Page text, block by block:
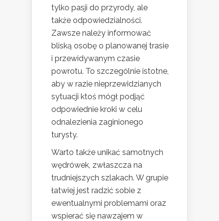
tylko pasji do przyrody, ale
także odpowiedzialności.
Zawsze należy informować
bliską osobę o planowanej trasie
i przewidywanym czasie
powrotu. To szczególnie istotne,
aby w razie nieprzewidzianych
sytuacji ktoś mógł podjąć
odpowiednie kroki w celu
odnalezienia zaginionego
turysty.
Warto także unikać samotnych
wędrówek, zwłaszcza na
trudniejszych szlakach. W grupie
łatwiej jest radzić sobie z
ewentualnymi problemami oraz
wspierać się nawzajem w